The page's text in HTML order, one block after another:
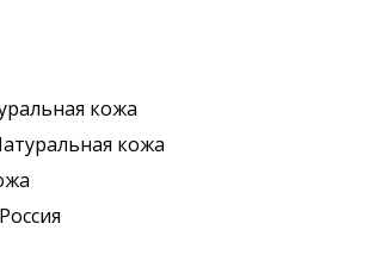
кожа
кожа
Россия